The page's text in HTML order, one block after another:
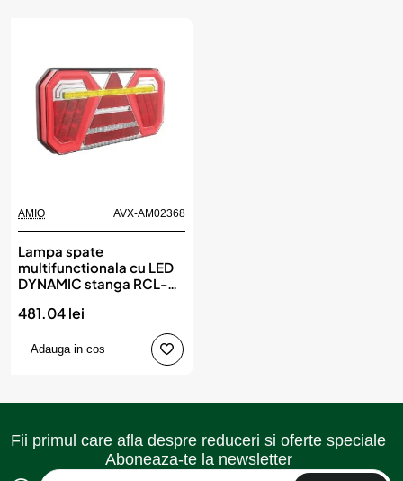
AMIO AVX-AM02368
Lampa spate
multifunctionala cu LED
DYNAMIC stanga RCL-
481.04 lei
Adauga in cos
Fii primul care afla despre reduceri si oferte speciale
Aboneaza-te la newsletter